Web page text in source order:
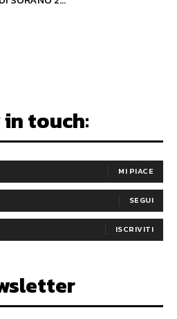
touch:
MI PIACE
SEGUI
ISCRIVITI